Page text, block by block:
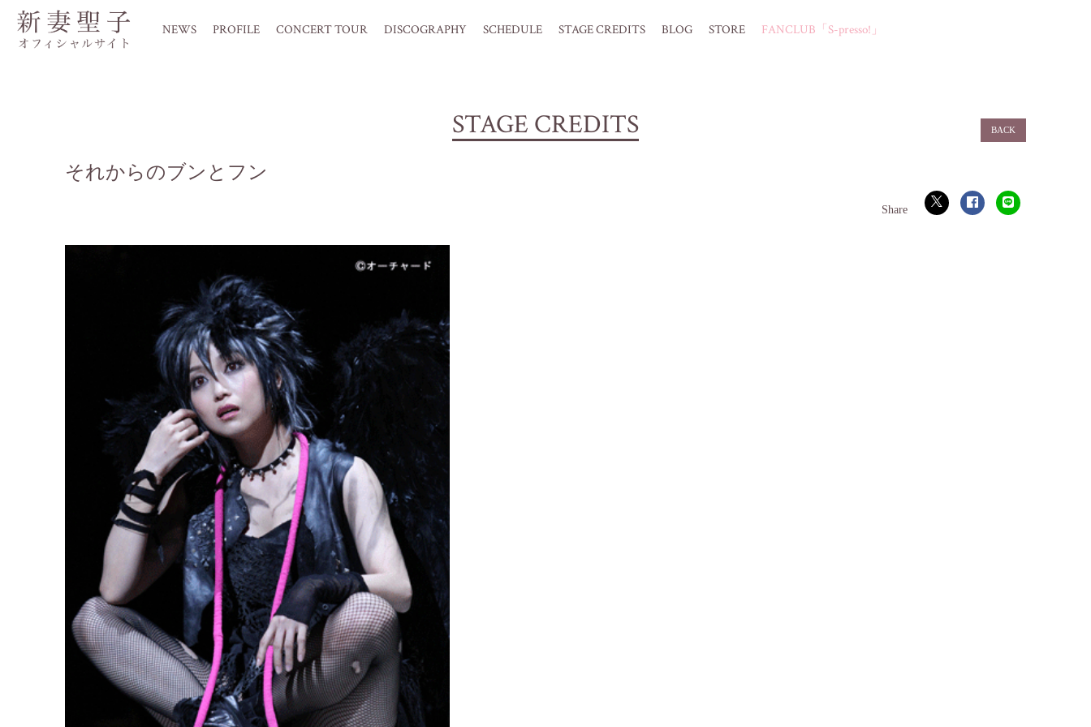
NEWS PROFILE CONCERT TOUR DISCOGRAPHY SCHEDULE STAGE CREDITS BLOG STORE FANCLUB「S-presso!」
STAGE CREDITS BACK
それからのブンとフン